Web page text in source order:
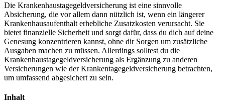
Die Krankenhaustagegeldversicherung ist eine sinnvolle
Absicherung, die vor allem dann nützlich ist, wenn ein längerer
Krankenhausaufenthalt erhebliche Zusatzkosten verursacht. Sie
bietet finanzielle Sicherheit und sorgt dafür, dass du dich auf deine
Genesung konzentrieren kannst, ohne dir Sorgen um zusätzliche
Ausgaben machen zu müssen. Allerdings solltest du die
Krankenhaustagegeldversicherung als Ergänzung zu anderen
Versicherungen wie der Krankentagegeldversicherung betrachten,
um umfassend abgesichert zu sein.
Inhalt